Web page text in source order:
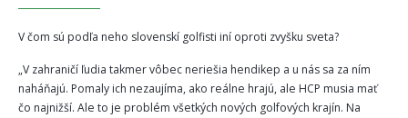
V čom sú podľa neho slovenskí golfisti iní oproti zvyšku sveta?
„V zahraničí ľudia takmer vôbec neriešia hendikep a u nás sa za ním
naháňajú. Pomaly ich nezaujíma, ako reálne hrajú, ale HCP musia mať
čo najnižší. Ale to je problém všetkých nových golfových krajín. Na